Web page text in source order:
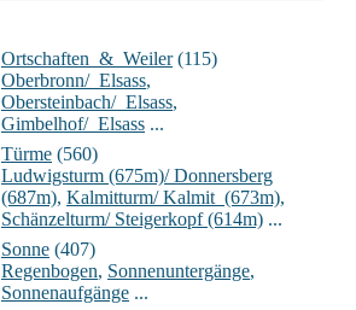
Ortschaften_&_Weiler(115)
Oberbronn/_Elsass,
Obersteinbach/_Elsass,
Gimbelhof/_Elsass ...
Türme (560)
Ludwigsturm (675m)/ Donnersberg
(687m), Kalmitturm/ Kalmit_(673m),
Schänzelturm/ Steigerkopf (614m) ...
Sonne (407)
Regenbogen, Sonnenuntergänge,
Sonnenaufgänge ...